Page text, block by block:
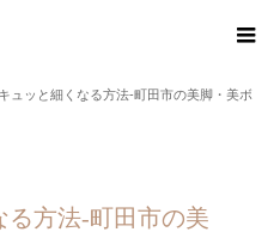
ュッと細くなる方法-町田市の美脚・美ボ
る方法-町田市の美